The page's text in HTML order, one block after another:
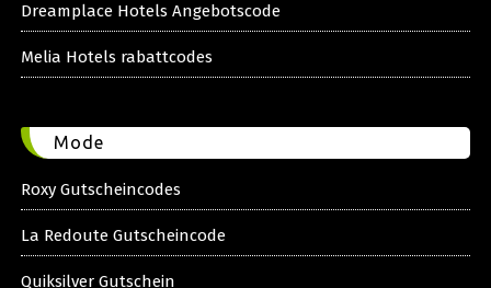
Dreamplace Hotels Angebotscode
Melia Hotels rabattcodes
Mode
Roxy Gutscheincodes
La Redoute Gutscheincode
Quiksilver Gutschein